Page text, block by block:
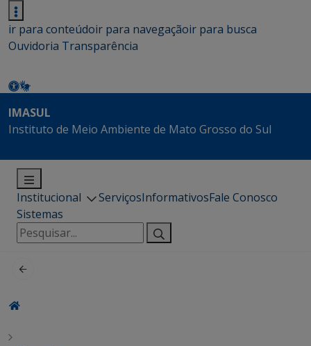
ir para conteúdoir para navegaçãoir para busca
Ouvidoria Transparência
IMASUL
Instituto de Meio Ambiente de Mato Grosso do Sul
Institucional ServiçosInformativosFale Conosco
Sistemas
Pesquisar
por: